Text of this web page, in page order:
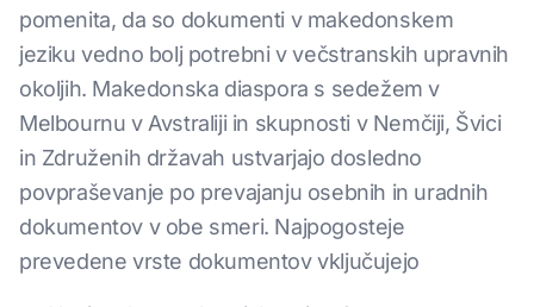
pomenita, da so dokumenti v makedonskem
jeziku vedno bolj potrebni v večstranskih upravnih
okoljih. Makedonska diaspora s sedežem v
Melbournu v Avstraliji in skupnosti v Nemčiji, Švici
in Združenih državah ustvarjajo dosledno
povpraševanje po prevajanju osebnih in uradnih
dokumentov v obe smeri. Najpogosteje
prevedene vrste dokumentov vključujejo